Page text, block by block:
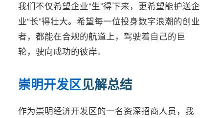
我们不仅希望企业“生”得下来，更希望能护送企
业“长”得壮大。希望每一位投身数字浪潮的创业
者，都能在合规的航道上，驾驶着自己的巨
轮，驶向成功的彼岸。
崇明开发区见解总结
作为崇明经济开发区的一名资深招商人员，我